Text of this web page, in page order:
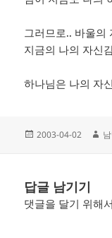
그러므로.. 바울의
지금의 나의 자신
하나님은 나의 자
작
2003-04-02
글
답글 남기기
댓글을 달기 위해